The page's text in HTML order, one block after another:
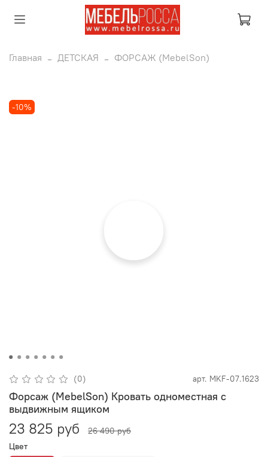
Главная ДЕТСКАЯ ФОРСАЖ (MebelSon)
-10%
(0) арт. MKF-07.1623
Форсаж (MebelSon) Кровать одноместная с
выдвижным ящиком
23 825 руб
26 490 руб
Цвет